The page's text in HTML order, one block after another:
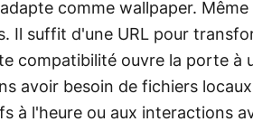
comme wallpaper.
Il suffit d'une URL pour
compatibilité ouvre la porte à
avoir besoin de fichiers
à l'heure ou aux interactions